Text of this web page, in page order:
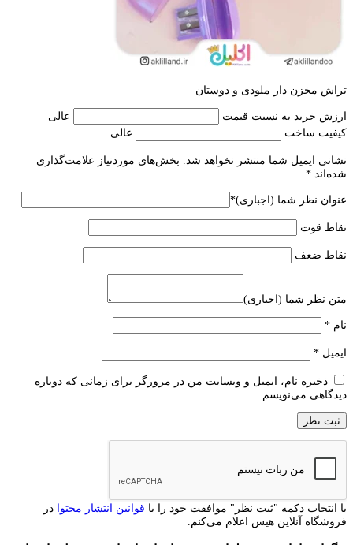
تراش مخزن دار ملودی و دوستان
ارزش خرید به نسبت قیمت
عالی
کیفیت ساخت
عالی
نشانی ایمیل شما منتشر نخواهد شد. بخش‌های موردنیاز علامت‌گذاری
شده‌اند *
عنوان نظر شما (اجباری)*
نقاط قوت
نقاط ضعف
متن نظر شما (اجباری)
نام *
ایمیل *
ذخیره نام، ایمیل و وبسایت من در مرورگر برای زمانی که دوباره
دیدگاهی می‌نویسم.
با انتخاب دکمه "ثبت نظر" موافقت خود را با قوانین انتشار محتوا در
فروشگاه آنلاین هیس اعلام می‌کنم.